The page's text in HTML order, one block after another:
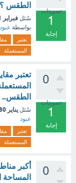
تصويتات
1
إجابة
الطقس
سُئل فبراير 21
بواسطة عبود
تعتبر
المستعملة
0
تصويتات
1
إجابة
تعتبر
الطقس..
سُئل يناير 30
عبود
تعتبر
المستعملة
0
أكبر
المساحة